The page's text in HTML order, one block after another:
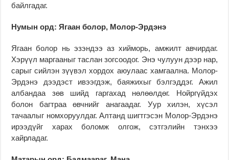
байлгадаг.
Нумын орд: Ягаан болор, Молор-Эрдэнэ
Ягаан болор нь эзэндээ аз хийморь, амжилт авчирдаг.
Хэрүүл маргааныг таслан зогсоодог. Энэ чулуун дээр нар,
сарыг сийлэн зүүвэл хордох аюулаас хамгаална. Молор-
Эрдэнэ дээдэст ивээгдэж, баяжихыг бэлгэддэг. Ажил
албандаа зөв шийд гаргахад нөлөөлдөг. Нойргүйдэх
болон багтраа өвчнийг анагаадаг. Уур хилэн, хүсэл
тачаалыг номхоруулдаг. Алтанд шигтгэсэн Молор-Эрдэнэ
ирээдүйг харах боломж олгож, сэтгэлийн тэнхээ
хайрладаг.